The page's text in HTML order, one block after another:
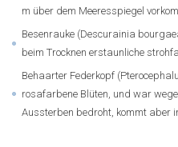
m über dem Meeresspiegel
Besenrauke (Descurainia
beim Trocknen erstaunliche
Behaarter Federkopf
rosafarbene Blüten, und war
Aussterben bedroht, kommt aber